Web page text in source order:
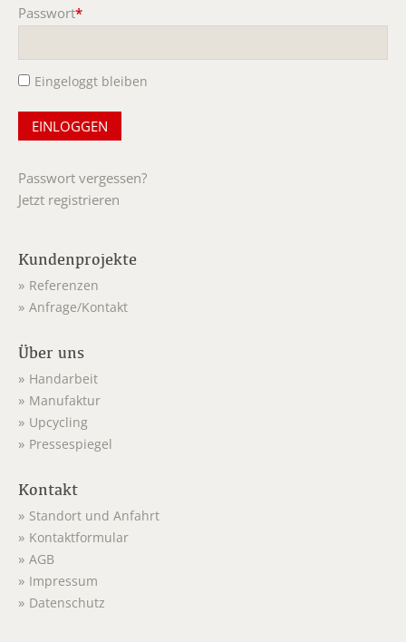
Passwort*
Eingeloggt bleiben
Passwort vergessen?
Jetzt registrieren
Kundenprojekte
Referenzen
Anfrage/Kontakt
Über uns
Handarbeit
Manufaktur
Upcycling
Pressespiegel
Kontakt
Standort und Anfahrt
Kontaktformular
AGB
Impressum
Datenschutz